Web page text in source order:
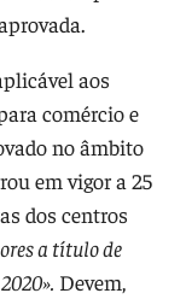
aos
comércio e
no âmbito
em vigor a 25
dos centros
a título de
Devem,